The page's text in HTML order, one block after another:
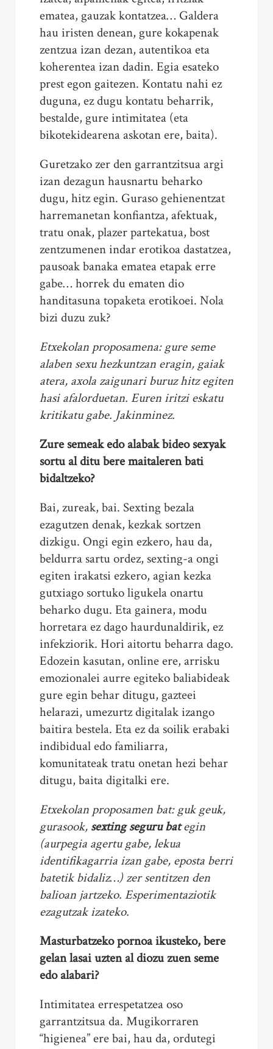
ematea, gauzak kontatzea… Galdera
hau iristen denean, gure kokapenak
zentzua izan dezan, autentikoa eta
koherentea izan dadin. Egia esateko
prest egon gaitezen. Kontatu nahi ez
duguna, ez dugu kontatu beharrik,
bestalde, gure intimitatea (eta
bikotekidearena askotan ere, baita).
Guretzako zer den garrantzitsua argi
izan dezagun hausnartu beharko
dugu, hitz egin. Guraso gehienentzat
harremanetan konfiantza, afektuak,
tratu onak, plazer partekatua, bost
zentzumenen indar erotikoa dastatzea,
pausoak banaka ematea etapak erre
gabe… horrek du ematen dio
handitasuna topaketa erotikoei. Nola
bizi duzu zuk?
Etxekolan proposamena: gure seme
alaben sexu hezkuntzan eragin, gaiak
atera, axola zaigunari buruz hitz egiten
hasi afalorduetan. Euren iritzi eskatu
kritikatu gabe. Jakinminez.
Zure semeak edo alabak bideo sexyak
sortu al ditu bere maitaleren bati
bidaltzeko?
Bai, zureak, bai. Sexting bezala
ezagutzen denak, kezkak sortzen
dizkigu. Ongi egin ezkero, hau da,
beldurra sartu ordez, sexting-a ongi
egiten irakatsi ezkero, agian kezka
gutxiago sortuko ligukela onartu
beharko dugu. Eta gainera, modu
horretara ez dago haurdunaldirik, ez
infekziorik. Hori aitortu beharra dago.
Edozein kasutan, online ere, arrisku
emozionalei aurre egiteko baliabideak
gure egin behar ditugu, gazteei
helarazi, umezurtz digitalak izango
baitira bestela. Eta ez da soilik erabaki
indibidual edo familiarra,
komunitateak tratu onetan hezi behar
ditugu, baita digitalki ere.
Etxekolan proposamen bat: guk geuk,
gurasook, sexting seguru bategin
(aurpegia agertu gabe, lekua
identifikagarria izan gabe, eposta berri
batetik bidaliz…) zer sentitzen den
balioan jartzeko. Esperimentaziotik
ezagutzak izateko.
Masturbatzeko pornoa ikusteko, bere
gelan lasai uzten al diozu zuen seme
edo alabari?
Intimitatea errespetatzea oso
garrantzitsua da. Mugikorraren
“higienea” ere bai, hau da, ordutegi